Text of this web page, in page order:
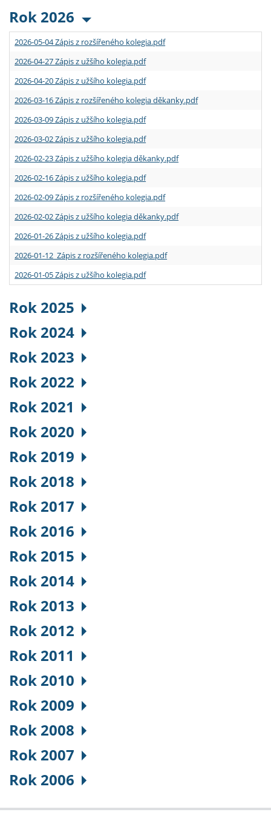
Rok 2026
2026-05-04 Zápis z rozšířeného kolegia.pdf
2026-04-27 Zápis z užšího kolegia.pdf
2026-04-20 Zápis z užšího kolegia.pdf
2026-03-16 Zápis z rozšířeného kolegia děkanky.pdf
2026-03-09 Zápis z užšího kolegia.pdf
2026-03-02 Zápis z užšího kolegia.pdf
2026-02-23 Zápis z užšího kolegia děkanky.pdf
2026-02-16 Zápis z užšího kolegia.pdf
2026-02-09 Zápis z rozšířeného kolegia.pdf
2026-02-02 Zápis z užšího kolegia děkanky.pdf
2026-01-26 Zápis z užšího kolegia.pdf
2026-01-12 Zápis z rozšířeného kolegia.pdf
2026-01-05 Zápis z užšího kolegia.pdf
Rok 2025
Rok 2024
Rok 2023
Rok 2022
Rok 2021
Rok 2020
Rok 2019
Rok 2018
Rok 2017
Rok 2016
Rok 2015
Rok 2014
Rok 2013
Rok 2012
Rok 2011
Rok 2010
Rok 2009
Rok 2008
Rok 2007
Rok 2006